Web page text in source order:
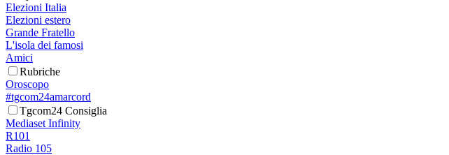
Elezioni Italia
Elezioni estero
Grande Fratello
L'isola dei famosi
Amici
Rubriche
Oroscopo
#tgcom24amarcord
Tgcom24 Consiglia
Mediaset Infinity
R101
Radio 105